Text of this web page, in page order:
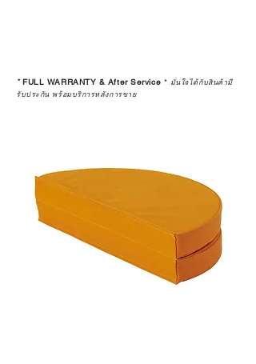
*FULL WARRANTY & After Service * มั่นใจได้กับสินค้ามี
รับประกัน พร้อมบริการหลังการขาย